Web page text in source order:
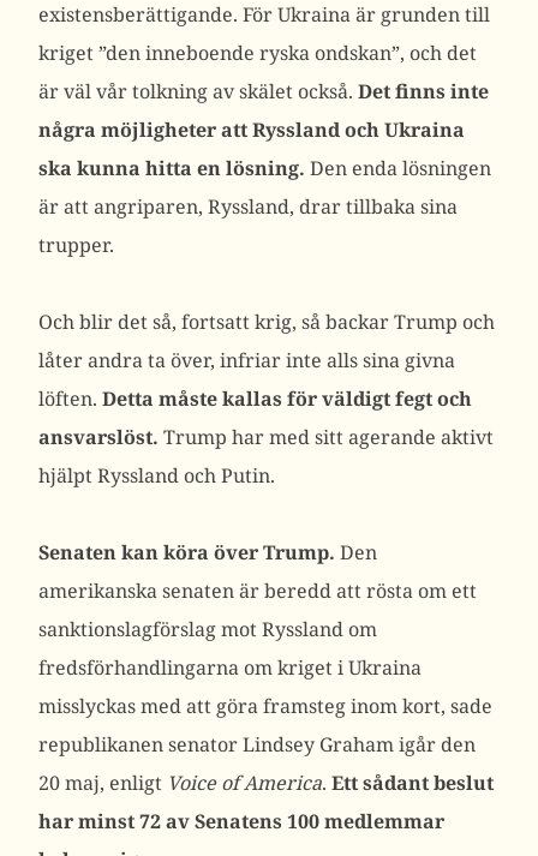
existensberättigande. För Ukraina är grunden till
kriget ”den inneboende ryska ondskan”, och det
är väl vår tolkning av skälet också. Det finns inte
några möjligheter att Ryssland och Ukraina
ska kunna hitta en lösning. Den enda lösningen
är att angriparen, Ryssland, drar tillbaka sina
trupper.
Och blir det så, fortsatt krig, så backar Trump och
låter andra ta över, infriar inte alls sina givna
löften. Detta måste kallas för väldigt fegt och
ansvarslöst. Trump har med sitt agerande aktivt
hjälpt Ryssland och Putin.
Senaten kan köra över Trump. Den
amerikanska senaten är beredd att rösta om ett
sanktionslagförslag mot Ryssland om
fredsförhandlingarna om kriget i Ukraina
misslyckas med att göra framsteg inom kort, sade
republikanen senator Lindsey Graham igår den
20 maj, enligt Voice of America. Ett sådant beslut
har minst 72 av Senatens 100 medlemmar